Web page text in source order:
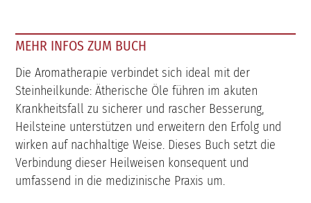
MEHR INFOS ZUM BUCH
Die Aromatherapie verbindet sich ideal mit der
Steinheilkunde: Ätherische Öle führen im akuten
Krankheitsfall zu sicherer und rascher Besserung,
Heilsteine unterstützen und erweitern den Erfolg und
wirken auf nachhaltige Weise. Dieses Buch setzt die
Verbindung dieser Heilweisen konsequent und
umfassend in die medizinische Praxis um.